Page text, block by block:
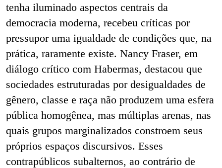
tenha iluminado aspectos centrais da
democracia moderna, recebeu críticas por
pressupor uma igualdade de condições que, na
prática, raramente existe. Nancy Fraser, em
diálogo crítico com Habermas, destacou que
sociedades estruturadas por desigualdades de
gênero, classe e raça não produzem uma esfera
pública homogênea, mas múltiplas arenas, nas
quais grupos marginalizados constroem seus
próprios espaços discursivos. Esses
contrapúblicos subalternos, ao contrário de